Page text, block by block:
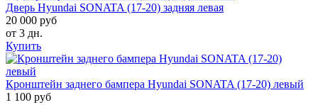
Дверь Hyundai SONATA (17-20) задняя левая
20 000 руб
от 3 дн.
Купить
Кронштейн заднего бампера Hyundai SONATA (17-20) левый
1 100 руб